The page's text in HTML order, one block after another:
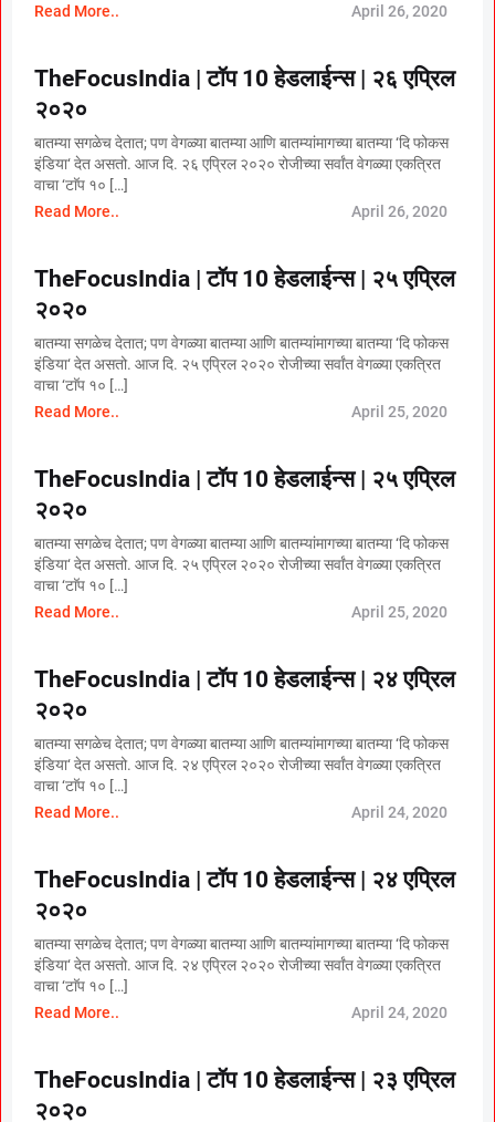
Read More..
April 26, 2020
TheFocusIndia | टॉप 10 हेडलाईन्स | २६ एप्रिल
२०२०
बातम्या सगळेच देतात; पण वेगळ्या बातम्या आणि बातम्यांमागच्या बातम्या ‘दि फोकस
इंडिया‘ देत असतो. आज दि. २६ एप्रिल २०२० रोजीच्या सर्वांत वेगळ्या एकत्रित
वाचा ‘टाॅप १० […]
Read More..
April 26, 2020
TheFocusIndia | टॉप 10 हेडलाईन्स | २५ एप्रिल
२०२०
बातम्या सगळेच देतात; पण वेगळ्या बातम्या आणि बातम्यांमागच्या बातम्या ‘दि फोकस
इंडिया‘ देत असतो. आज दि. २५ एप्रिल २०२० रोजीच्या सर्वांत वेगळ्या एकत्रित
वाचा ‘टाॅप १० […]
Read More..
April 25, 2020
TheFocusIndia | टॉप 10 हेडलाईन्स | २५ एप्रिल
२०२०
बातम्या सगळेच देतात; पण वेगळ्या बातम्या आणि बातम्यांमागच्या बातम्या ‘दि फोकस
इंडिया‘ देत असतो. आज दि. २५ एप्रिल २०२० रोजीच्या सर्वांत वेगळ्या एकत्रित
वाचा ‘टाॅप १० […]
Read More..
April 25, 2020
TheFocusIndia | टॉप 10 हेडलाईन्स | २४ एप्रिल
२०२०
बातम्या सगळेच देतात; पण वेगळ्या बातम्या आणि बातम्यांमागच्या बातम्या ‘दि फोकस
इंडिया‘ देत असतो. आज दि. २४ एप्रिल २०२० रोजीच्या सर्वांत वेगळ्या एकत्रित
वाचा ‘टाॅप १० […]
Read More..
April 24, 2020
TheFocusIndia | टॉप 10 हेडलाईन्स | २४ एप्रिल
२०२०
बातम्या सगळेच देतात; पण वेगळ्या बातम्या आणि बातम्यांमागच्या बातम्या ‘दि फोकस
इंडिया‘ देत असतो. आज दि. २४ एप्रिल २०२० रोजीच्या सर्वांत वेगळ्या एकत्रित
वाचा ‘टाॅप १० […]
Read More..
April 24, 2020
TheFocusIndia | टॉप 10 हेडलाईन्स | २३ एप्रिल
२०२०